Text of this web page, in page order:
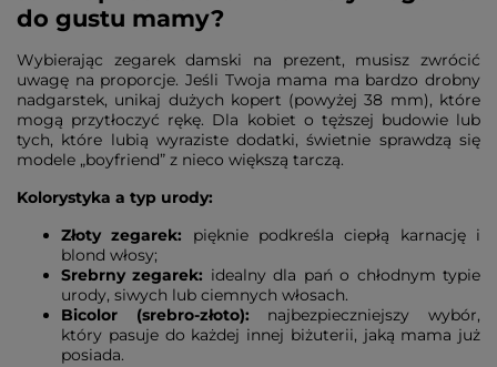
do gustu mamy?
Wybierając zegarek damski na prezent, musisz zwrócić
uwagę na proporcje. Jeśli Twoja mama ma bardzo drobny
nadgarstek, unikaj dużych kopert (powyżej 38 mm), które
mogą przytłoczyć rękę. Dla kobiet o tęższej budowie lub
tych, które lubią wyraziste dodatki, świetnie sprawdzą się
modele „boyfriend” z nieco większą tarczą.
Kolorystyka a typ urody:
Złoty zegarek: pięknie podkreśla ciepłą karnację i
blond włosy;
Srebrny zegarek: idealny dla pań o chłodnym typie
urody, siwych lub ciemnych włosach.
Bicolor (srebro-złoto): najbezpieczniejszy wybór,
który pasuje do każdej innej biżuterii, jaką mama już
posiada.